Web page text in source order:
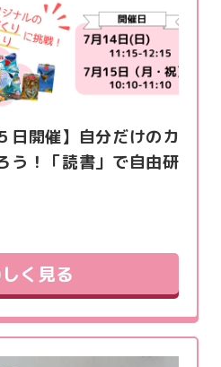
日開催】自分だけのカ
う！「読書」で自由研
く見る